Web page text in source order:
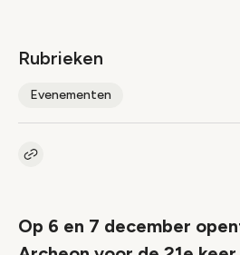
Rubrieken
Evenementen
Kopieer link naar artikel
Op 6 en 7 december